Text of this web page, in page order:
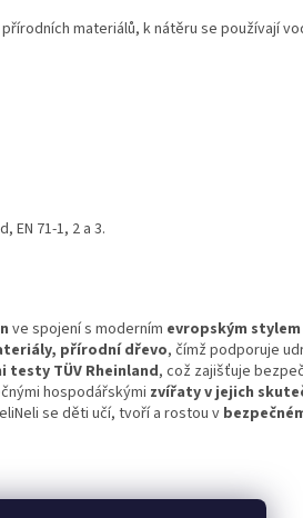
materiálů, k nátěru se používají
EN 71-1, 2 a 3.
ve spojení s moderním evropským stylem
přírodní dřevo, čímž podporuje
TÜV Rheinland, což zajišťuje
hospodářskými zvířaty v jejich
se děti učí, tvoří a rostou v